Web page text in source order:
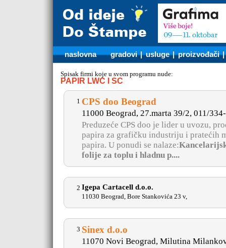
naslovna gradovi |usluge |proizvođači |
Spisak firmi koje u svom programu nude:
PAPIR LWC I SC
1 CPS doo Beograd
11000 Beograd, 27.marta 39/2, 011/
Preduzeće CPS doo je lider u uvozu,
papira za grafičku industriju i pratećih
papira. U ponudi se nalaze:
folije za toplu i hladnu p....
2 Igepa Cartacell d.o.o.
11030 Beograd, Bore Stankovića 23 v,
3 Sinex d.o.o
11070 Novi Beograd, Milutina